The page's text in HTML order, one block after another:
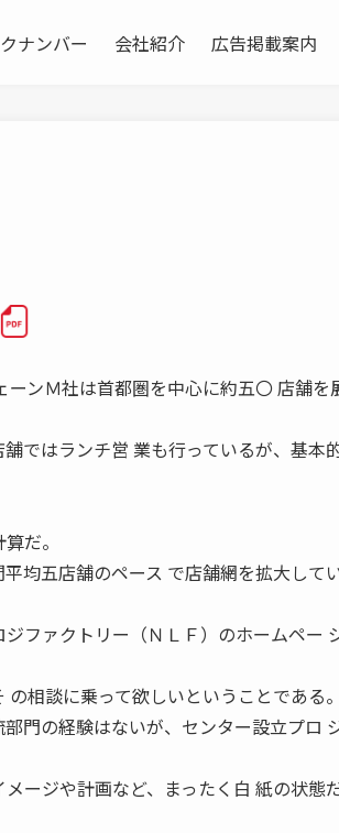
ナンバー 会社紹介 広告掲載案内
Ｍ社は首都圏を中心に約五〇 店舗を
ではランチ営 業も行っているが、基本
だ。
均五店舗のペース で店舗網を拡大して
ファクトリー（ＮＬＦ）のホームペー
相談に乗って欲しいということである。
門の経験はないが、センター設立プロ
ージや計画など、まったく白 紙の状態